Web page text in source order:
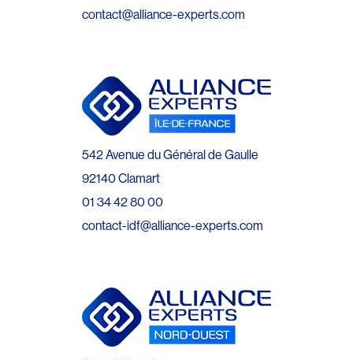
contact@alliance-experts.com
542 Avenue du Général de Gaulle
92140 Clamart
01 34 42 80 00
contact-idf@alliance-experts.com